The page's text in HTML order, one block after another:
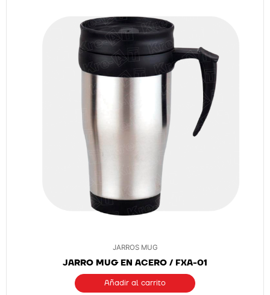
JARROS MUG
JARRO MUG EN ACERO / FXA-01
Añadir al carrito